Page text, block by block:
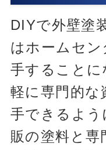
DIYで外壁塗
はホームセン
手することに
軽に専門的な
手できるよ
販の塗料と専